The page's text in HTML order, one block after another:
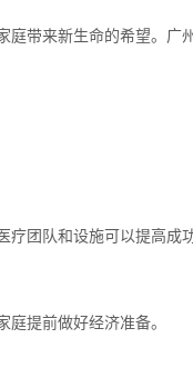
庭带来新生命的希望。广
团队和设施可以提高成功
提前做好经济准备。